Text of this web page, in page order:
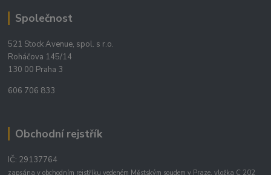
Společnost
521 Stock Avenue, spol. s r.o.
Roháčova 145/14
130 00 Praha 3
606 706 833
Obchodní rejstřík
IČ: 29137764
zapsána v obchodním rejstříku vedeném Městským soudem v Praze, vložka C 202